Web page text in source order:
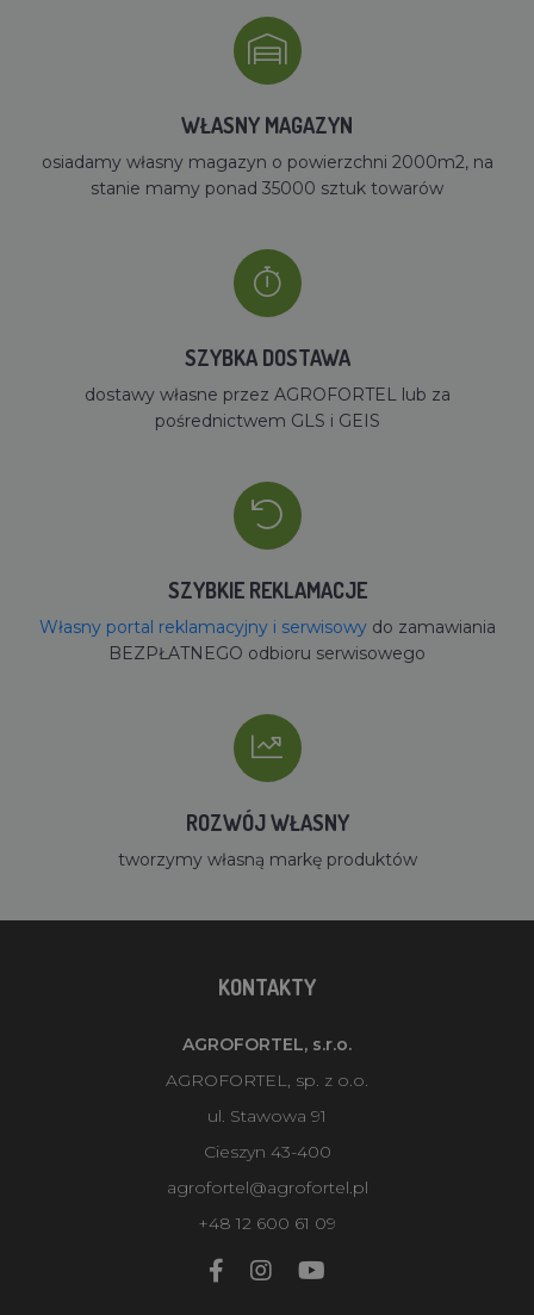
WŁASNY MAGAZYN
osiadamy własny magazyn o powierzchni 2000m2, na
stanie mamy ponad 35000 sztuk towarów
SZYBKA DOSTAWA
dostawy własne przez AGROFORTEL lub za
pośrednictwem GLS i GEIS
SZYBKIE REKLAMACJE
Własny portal reklamacyjny i serwisowydo zamawiania
BEZPŁATNEGO odbioru serwisowego
ROZWÓJ WŁASNY
tworzymy własną markę produktów
KONTAKTY
AGROFORTEL, s.r.o.
AGROFORTEL, sp. z o.o.
ul. Stawowa 91
Cieszyn 43-400
agrofortel@agrofortel.pl
+48 12 600 61 09